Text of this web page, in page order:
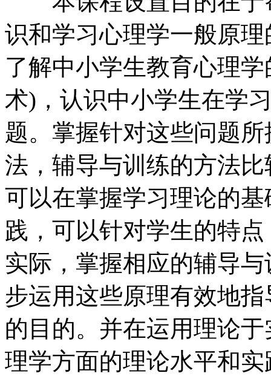
识和学习心理学一般原
了解中小学生教育心理
术)，认识中小学生在学
题。掌握针对这些问题
法，辅导与训练的方法
可以在掌握学习理论的
践，可以针对学生的特
实际，掌握相应的辅导
步运用这些原理有效地
的目的。并在运用理论
理学方面的理论水平和